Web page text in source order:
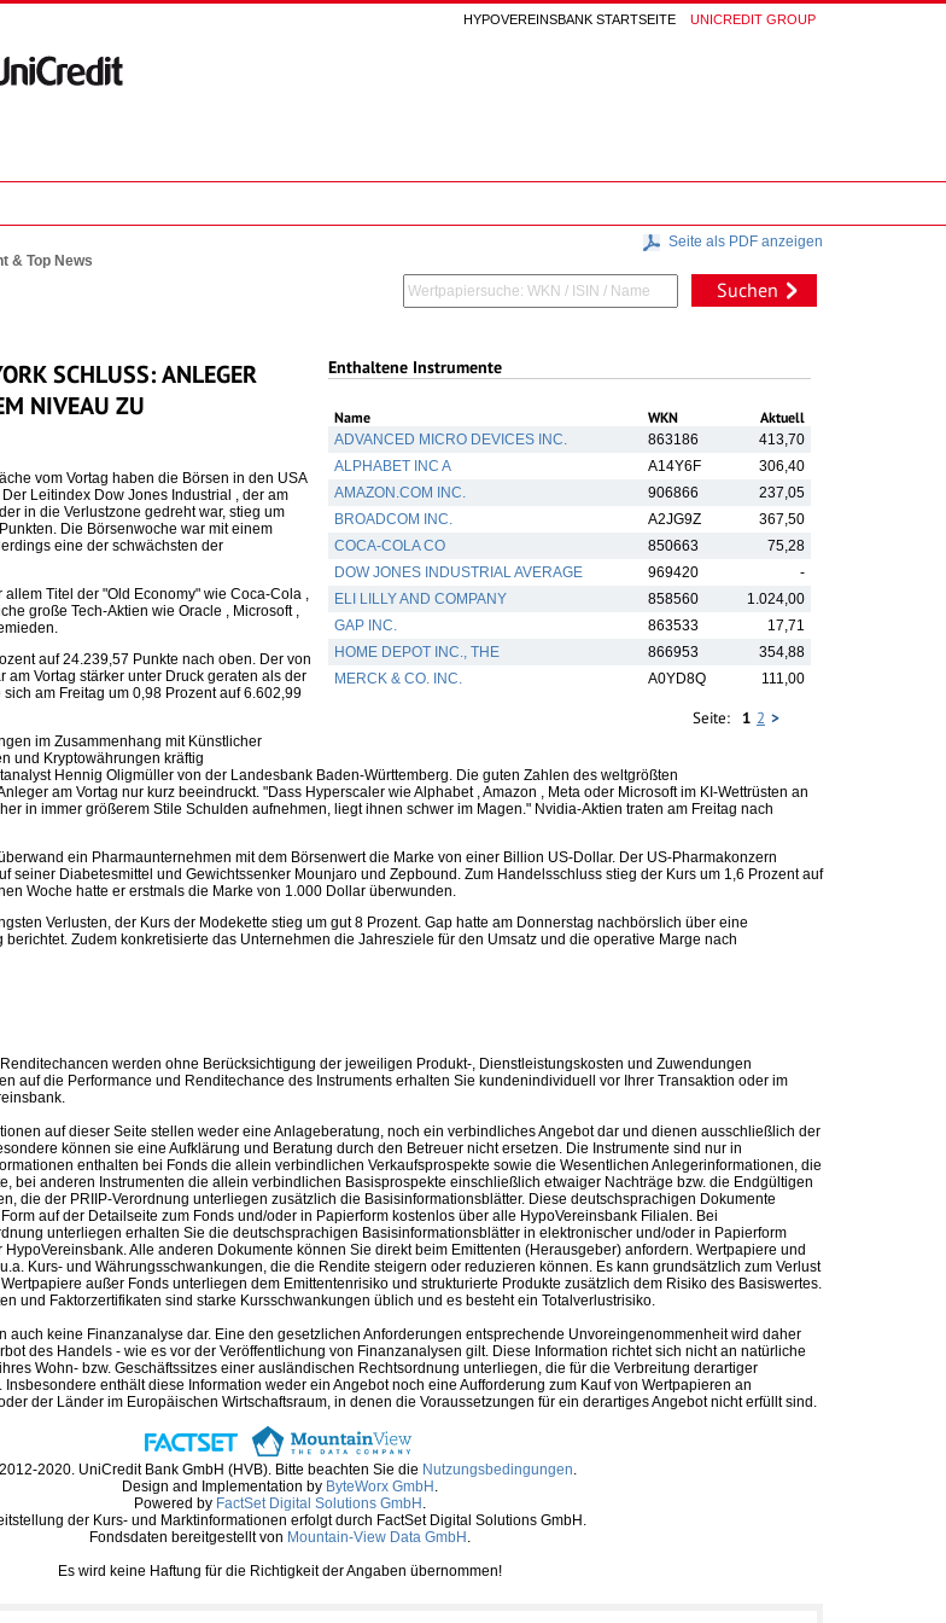
HYPOVEREINSBANK STARTSEITE UNICREDIT GROUP
Seite als PDF anzeigen
& Top News
Suchen
Enthaltene Instrumente
Name WKN Aktuell
ADVANCED MICRO DEVICES INC. 863186
413,70
ALPHABET INC A
A14Y6F
306,40
AMAZON.COM INC.
906866
237,05
BROADCOM INC.
A2JG9Z
367,50
COCA-COLA CO
850663
75,28
DOW JONES INDUSTRIAL AVERAGE
969420
-
ELI LILLY AND COMPANY
858560
1.024,00
GAP INC.
863533
17,71
HOME DEPOT INC., THE
866953
354,88
MERCK & CO. INC.
A0YD8Q 111,00
Seite: 1 2 >
SCHLUSS: ANLEGER
NIVEAU ZU
vom Vortag haben die Börsen in den USA
Leitindex Dow Jones Industrial , der am
in die Verlustzone gedreht war, stieg um
Die Börsenwoche war mit einem
eine der schwächsten der
Titel der "Old Economy" wie Coca-Cola ,
große Tech-Aktien wie Oracle , Microsoft ,
auf 24.239,57 Punkte nach oben. Der von
Vortag stärker unter Druck geraten als der
am Freitag um 0,98 Prozent auf 6.602,99
im Zusammenhang mit Künstlicher
und Kryptowährungen kräftig
Hennig Oligmüller von der Landesbank Baden-Württemberg. Die guten Zahlen des weltgrößten
am Vortag nur kurz beeindruckt. "Dass Hyperscaler wie Alphabet , Amazon , Meta oder Microsoft im KI-Wettrüsten an
in immer größerem Stile Schulden aufnehmen, liegt ihnen schwer im Magen." Nvidia-Aktien traten am Freitag nach
ein Pharmaunternehmen mit dem Börsenwert die Marke von einer Billion US-Dollar. Der US-Pharmakonzern
seiner Diabetesmittel und Gewichtssenker Mounjaro und Zepbound. Zum Handelsschluss stieg der Kurs um 1,6 Prozent auf
Woche hatte er erstmals die Marke von 1.000 Dollar überwunden.
Verlusten, der Kurs der Modekette stieg um gut 8 Prozent. Gap hatte am Donnerstag nachbörslich über eine
Zudem konkretisierte das Unternehmen die Jahresziele für den Umsatz und die operative Marge nach
werden ohne Berücksichtigung der jeweiligen Produkt-, Dienstleistungskosten und Zuwendungen
auf die Performance und Renditechance des Instruments erhalten Sie kundenindividuell vor Ihrer Transaktion oder im
auf dieser Seite stellen weder eine Anlageberatung, noch ein verbindliches Angebot dar und dienen ausschließlich der
können sie eine Aufklärung und Beratung durch den Betreuer nicht ersetzen. Die Instrumente sind nur in
enthalten bei Fonds die allein verbindlichen Verkaufsprospekte sowie die Wesentlichen Anlegerinformationen, die
bei anderen Instrumenten die allein verbindlichen Basisprospekte einschließlich etwaiger Nachträge bzw. die Endgültigen
die der PRIIP-Verordnung unterliegen zusätzlich die Basisinformationsblätter. Diese deutschsprachigen Dokumente
auf der Detailseite zum Fonds und/oder in Papierform kostenlos über alle HypoVereinsbank Filialen. Bei
unterliegen erhalten Sie die deutschsprachigen Basisinformationsblätter in elektronischer und/oder in Papierform
Alle anderen Dokumente können Sie direkt beim Emittenten (Herausgeber) anfordern. Wertpapiere und
Kurs- und Währungsschwankungen, die die Rendite steigern oder reduzieren können. Es kann grundsätzlich zum Verlust
außer Fonds unterliegen dem Emittentenrisiko und strukturierte Produkte zusätzlich dem Risiko des Basiswertes.
und Faktorzertifikaten sind starke Kursschwankungen üblich und es besteht ein Totalverlustrisiko.
auch keine Finanzanalyse dar. Eine den gesetzlichen Anforderungen entsprechende Unvoreingenommenheit wird daher
des Handels - wie es vor der Veröffentlichung von Finanzanalysen gilt. Diese Information richtet sich nicht an natürliche
Wohn- bzw. Geschäftssitzes einer ausländischen Rechtsordnung unterliegen, die für die Verbreitung derartiger
enthält diese Information weder ein Angebot noch eine Aufforderung zum Kauf von Wertpapieren an
der Länder im Europäischen Wirtschaftsraum, in denen die Voraussetzungen für ein derartiges Angebot nicht erfüllt sind.
2020. UniCredit Bank GmbH (HVB). Bitte beachten Sie die Nutzungsbedingungen.
Design and Implementation by ByteWorx GmbH .
Powered by FactSet Digital Solutions GmbH .
der Kurs- und Marktinformationen erfolgt durch FactSet Digital Solutions GmbH.
Fondsdaten bereitgestellt von Mountain-View Data GmbH .
Es wird keine Haftung für die Richtigkeit der Angaben übernommen!